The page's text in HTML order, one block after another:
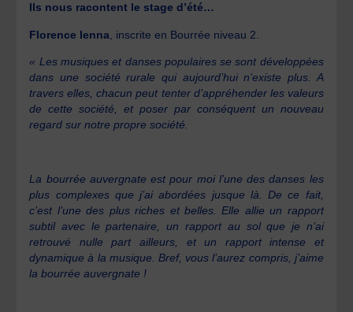
Ils nous racontent le stage d’été…
Florence Ienna , inscrite en Bourrée niveau 2.
« Les musiques et danses populaires se sont développées
dans une société rurale qui aujourd’hui n’existe plus. A
travers elles, chacun peut tenter d’appréhender les valeurs
de cette société, et poser par conséquent un nouveau
regard sur notre propre société.
La bourrée auvergnate est pour moi l’une des danses les
plus complexes que j’ai abordées jusque là. De ce fait,
c’est l’une des plus riches et belles. Elle allie un rapport
subtil avec le partenaire, un rapport au sol que je n’ai
retrouvé nulle part ailleurs, et un rapport intense et
dynamique à la musique. Bref, vous l’aurez compris, j’aime
la bourrée auvergnate !